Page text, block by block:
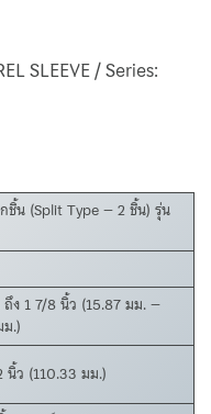
SLEEVE / Series:
ชิ้น (Split Type – 2 ชิ้น) รุ่น
ง 1 7/8 นิ้ว (15.87 มม. –
.)
นิ้ว (110.33 มม.)